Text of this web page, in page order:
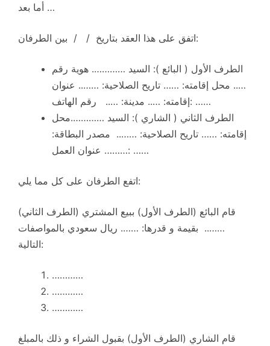
أما بعد …
اتفق على هذا العقد بتاريخ / / بين الطرفان:
الطرف الأول ( البائع ): السيد …………. هوية رقم
….. محل إقامته: …… تاريح الصلاحية: …….. عنوان
إقامته: ….. مدينة: ….. رقم الهاتف: ……
الطرف الثاني ( الشاري ): السيد ………….محل
إقامته: …… تاريح الصلاحية: …….. مصدر البطاقة:
……… عنوان العمل: ……
اتفع الطرفان على كل مما يلي:
قام البائع (الطرف الأول) ببيع المشتري (الطرف الثاني)
…….. بقيمة و قدرها: ……. ريال سعودي بالمواصفات
التالية:
…………
…………
…………
قام الشاري (الطرف الأول) بقبول الشراء و ذلك بالمبلغ